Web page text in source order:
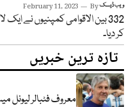
February 11, 2023 Byویب ڈیسک
332 بین الاقوامی کمپنیوں نے
کر دیا۔
تازہ ترین خبریں
معروف فٹبالر لیونل